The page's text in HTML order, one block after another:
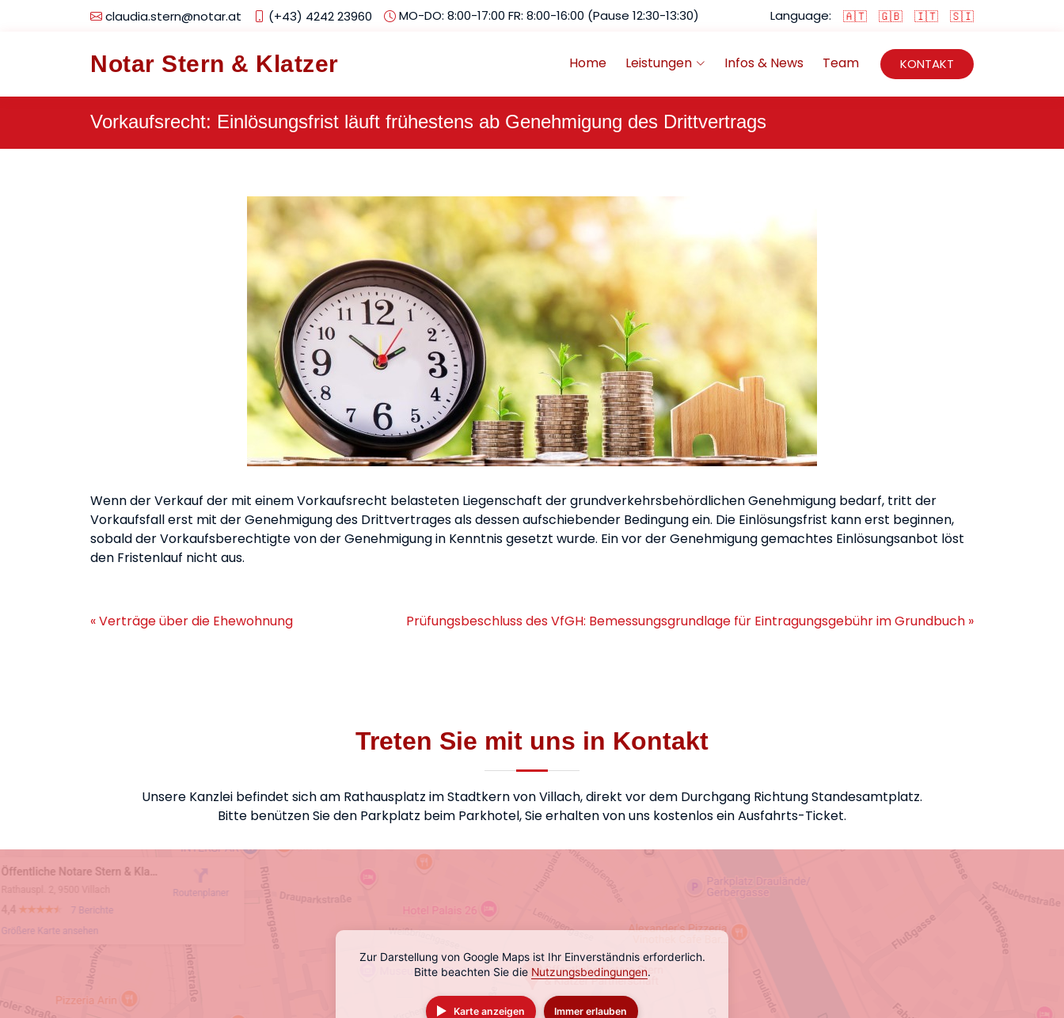
claudia.stern@notar.at (+43) 4242 23960 MO-DO: 8:00-17:00 FR: 8:00-16:00 (Pause 12:30-13:30) Language: 🇦🇹 🇬🇧 🇮🇹 🇸🇮
Notar Stern & Klatzer Home Leistungen Infos & News Team KONTAKT
Vorkaufsrecht: Einlösungsfrist läuft frühestens ab Genehmigung des Drittvertrags
Wenn der Verkauf der mit einem Vorkaufsrecht belasteten Liegenschaft der grundverkehrsbehördlichen Genehmigung bedarf, tritt der
Vorkaufsfall erst mit der Genehmigung des Drittvertrages als dessen aufschiebender Bedingung ein. Die Einlösungsfrist kann erst beginnen,
sobald der Vorkaufsberechtigte von der Genehmigung in Kenntnis gesetzt wurde. Ein vor der Genehmigung gemachtes Einlösungsanbot löst
den Fristenlauf nicht aus.
« Verträge über die Ehewohnung Prüfungsbeschluss des VfGH: Bemessungsgrundlage für Eintragungsgebühr im Grundbuch »
Treten Sie mit uns in Kontakt
Unsere Kanzlei befindet sich am Rathausplatz im Stadtkern von Villach, direkt vor dem Durchgang Richtung Standesamtplatz.
Bitte benützen Sie den Parkplatz beim Parkhotel, Sie erhalten von uns kostenlos ein Ausfahrts-Ticket.
Zur Darstellung von Google Maps ist Ihr Einverständnis erforderlich.
Bitte beachten Sie die Nutzungsbedingungen.
Karte anzeigen Immer erlauben